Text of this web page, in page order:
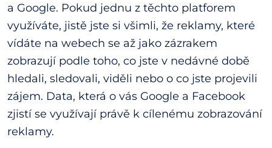
a Google. Pokud jednu z těchto platforem
využíváte, jistě jste si všimli, že reklamy, které
vídáte na webech se až jako zázrakem
zobrazují podle toho, co jste v nedávné době
hledali, sledovali, viděli nebo o co jste projevili
zájem. Data, která o vás Google a Facebook
zjistí se využívají právě k cílenému zobrazování
reklamy.